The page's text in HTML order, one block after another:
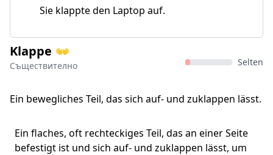
Sie klappte den Laptop auf.
Klappe 👐
Съществително Selten
Ein bewegliches Teil, das sich auf- und zuklappen lässt.
Ein flaches, oft rechteckiges Teil, das an einer Seite
befestigt ist und sich auf- und zuklappen lässt, um